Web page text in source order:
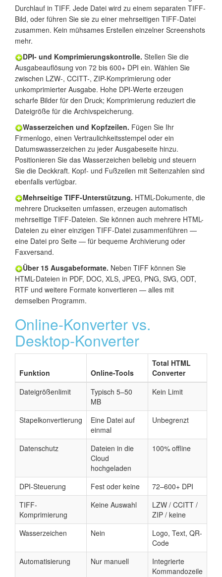
Durchlauf in TIFF. Jede Datei wird zu einem separaten TIFF-
Bild, oder führen Sie sie zu einer mehrseitigen TIFF-Datei
zusammen. Kein mühsames Erstellen einzelner Screenshots
mehr.
DPI- und Komprimierungskontrolle. Stellen Sie die
Ausgabeauflösung von 72 bis 600+ DPI ein. Wählen Sie
zwischen LZW-, CCITT-, ZIP-Komprimierung oder
unkomprimierter Ausgabe. Hohe DPI-Werte erzeugen
scharfe Bilder für den Druck; Komprimierung reduziert die
Dateigröße für die Archivspeicherung.
Wasserzeichen und Kopfzeilen. Fügen Sie Ihr
Firmenlogo, einen Vertraulichkeitsstempel oder ein
Datumswasserzeichen zu jeder Ausgabeseite hinzu.
Positionieren Sie das Wasserzeichen beliebig und steuern
Sie die Deckkraft. Kopf- und Fußzeilen mit Seitenzahlen sind
ebenfalls verfügbar.
Mehrseitige TIFF-Unterstützung. HTML-Dokumente, die
mehrere Druckseiten umfassen, erzeugen automatisch
mehrseitige TIFF-Dateien. Sie können auch mehrere HTML-
Dateien zu einer einzigen TIFF-Datei zusammenführen —
eine Datei pro Seite — für bequeme Archivierung oder
Faxversand.
Über 15 Ausgabeformate. Neben TIFF können Sie
HTML-Dateien in PDF, DOC, XLS, JPEG, PNG, SVG, ODT,
RTF und weitere Formate konvertieren — alles mit
demselben Programm.
Online-Konverter vs.
Desktop-Konverter
Funktion Online-Tools
Total HTML
Converter
Dateigrößenlimit
Typisch 5–50
MB
Kein Limit
Stapelkonvertierung
Eine Datei auf
einmal
Unbegrenzt
Datenschutz
Dateien in die
Cloud
hochgeladen
100% offline
DPI-Steuerung Fest oder keine
72–600+ DPI
TIFF-
Komprimierung
Keine Auswahl
LZW / CCITT /
ZIP / keine
Wasserzeichen
Nein
Logo, Text, QR-
Code
Automatisierung
Nur manuell
Integrierte
Kommandozeile